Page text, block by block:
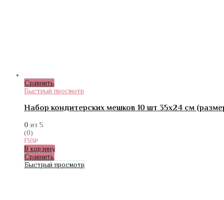
Сравнить
Быстрый просмотр
Набор кондитерских мешков 10 шт 35х24 см
0 из 5
(0)
130₽
В корзину
Сравнить
Быстрый просмотр